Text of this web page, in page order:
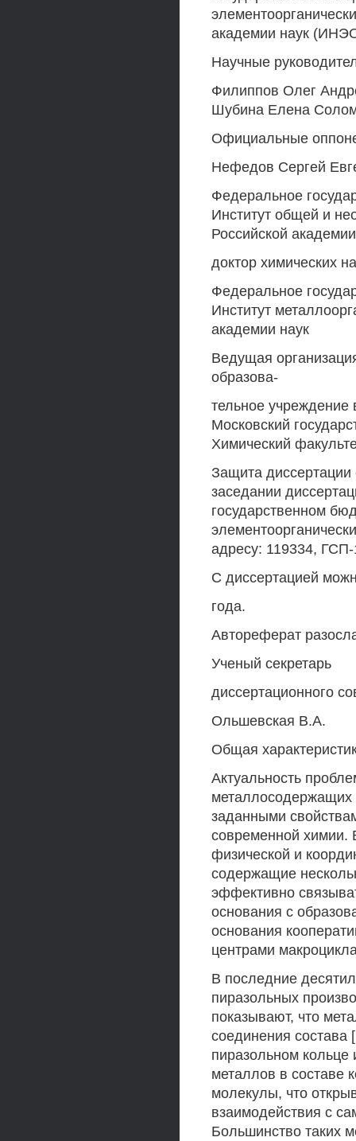
академии наук
Научные
Филиппов Олег
Шубина Елена
Официальные
Нефедов Сергей
Федеральное
Институт общей и
Российской
доктор химических
Федеральное
Институт
академии наук
Ведущая
образова-
тельное
Московский
Химический
Защита диссертации
заседании
государственном
адресу: 119334,
С диссертацией
года.
Автореферат
Ученый секретарь
диссертационного
Ольшевская В.А.
Общая
Актуальность
металлосодержащих
заданными
современной химии.
физической и
содержащие
эффективно
основания с
основания
центрами
В последние
пиразольных
показывают, что
соединения состава
пиразольном кольце
металлов в составе
молекулы, что
взаимодействия с
Большинство таких